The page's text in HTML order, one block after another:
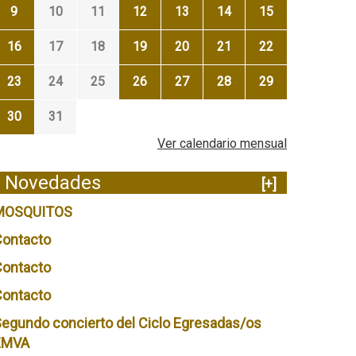
9 10 11 12 13 14 15
16 17 18 19 20 21 22
23 24 25 26 27 28 29
30
31
Ver calendario mensual
Novedades
[+]
concierto del Ciclo Egresadas/os